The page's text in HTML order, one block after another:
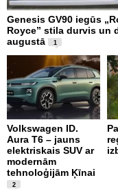
Genesis GV90 iegūs
Royce” stila durvis un
augustā
1
Volkswagen ID.
Aura T6 – jauns
elektriskais SUV ar
modernām
tehnoloģijām Ķīnai
2